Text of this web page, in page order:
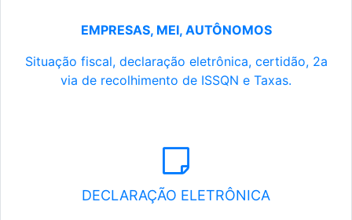
EMPRESAS, MEI, AUTÔNOMOS
Situação fiscal, declaração eletrônica, certidão, 2a
via de recolhimento de ISSQN e Taxas.
DECLARAÇÃO ELETRÔNICA